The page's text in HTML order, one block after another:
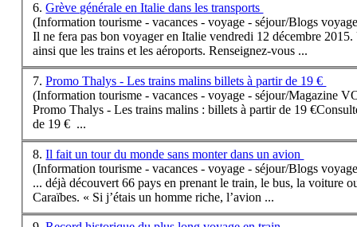
6.Grève générale en Italie dans les transports
(Information tourisme - vacances - voyage - séjour/Blogs
Il ne fera pas bon voyager en Italie vendredi 12 décembre
ainsi que lestrains et les aéroports. Renseignez-vous ...
7.Promo Thalys - Les trains malins billets à partir de 19 €
(Information tourisme - vacances - voyage - séjour/Magazine
Promo Thalys - Lestrains malins : billets à partir de 19
de 19 € ...
8.Il fait un tour du monde sans monter dans un avion
(Information tourisme - vacances - voyage - séjour/Blogs
... déjà découvert 66 pays en prenant letrain, le bus, la voiture
Caraïbes. « Si j’étais un homme riche, l’avion ...